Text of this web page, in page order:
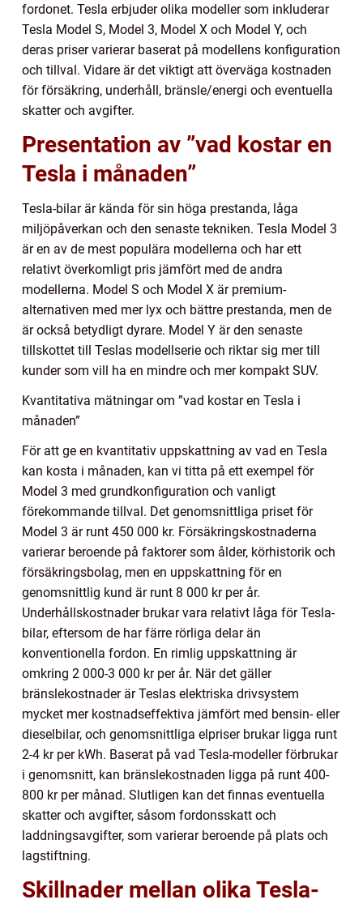
fordonet. Tesla erbjuder olika modeller som inkluderar
Tesla Model S, Model 3, Model X och Model Y, och
deras priser varierar baserat på modellens konfiguration
och tillval. Vidare är det viktigt att överväga kostnaden
för försäkring, underhåll, bränsle/energi och eventuella
skatter och avgifter.
Presentation av ”vad kostar en
Tesla i månaden”
Tesla-bilar är kända för sin höga prestanda, låga
miljöpåverkan och den senaste tekniken. Tesla Model 3
är en av de mest populära modellerna och har ett
relativt överkomligt pris jämfört med de andra
modellerna. Model S och Model X är premium-
alternativen med mer lyx och bättre prestanda, men de
är också betydligt dyrare. Model Y är den senaste
tillskottet till Teslas modellserie och riktar sig mer till
kunder som vill ha en mindre och mer kompakt SUV.
Kvantitativa mätningar om ”vad kostar en Tesla i
månaden”
För att ge en kvantitativ uppskattning av vad en Tesla
kan kosta i månaden, kan vi titta på ett exempel för
Model 3 med grundkonfiguration och vanligt
förekommande tillval. Det genomsnittliga priset för
Model 3 är runt 450 000 kr. Försäkringskostnaderna
varierar beroende på faktorer som ålder, körhistorik och
försäkringsbolag, men en uppskattning för en
genomsnittlig kund är runt 8 000 kr per år.
Underhållskostnader brukar vara relativt låga för Tesla-
bilar, eftersom de har färre rörliga delar än
konventionella fordon. En rimlig uppskattning är
omkring 2 000-3 000 kr per år. När det gäller
bränslekostnader är Teslas elektriska drivsystem
mycket mer kostnadseffektiva jämfört med bensin- eller
dieselbilar, och genomsnittliga elpriser brukar ligga runt
2-4 kr per kWh. Baserat på vad Tesla-modeller förbrukar
i genomsnitt, kan bränslekostnaden ligga på runt 400-
800 kr per månad. Slutligen kan det finnas eventuella
skatter och avgifter, såsom fordonsskatt och
laddningsavgifter, som varierar beroende på plats och
lagstiftning.
Skillnader mellan olika Tesla-